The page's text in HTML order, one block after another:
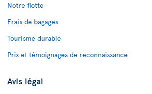
Notre flotte
Frais de bagages
Tourisme durable
Prix et témoignages de reconnaissance
Avis légal